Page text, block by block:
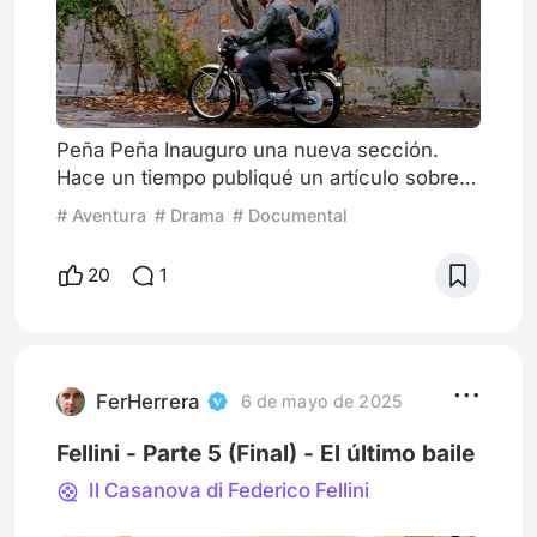
Peña Peña Inauguro una nueva sección.
Hace un tiempo publiqué un artículo sobre
la historia de la Peña Peña, desde la cual
amigos las obras completas de destacados
cineastas, fomentando también los
complementando el estudio con actividades
# Aventura # Drama # Documental
20 1
FerHerrera 6 de mayo de 2025
Fellini - Parte 5 (Final) - El último baile
Il Casanova di Federico Fellini